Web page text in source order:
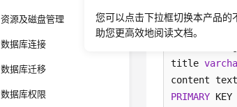
您可以点击下拉框切换本产品的
助您更高效地阅读文档。
资源及磁盘管理
数据库连接
数据库迁移
数据库权限
CREATE
title
PRIMARY